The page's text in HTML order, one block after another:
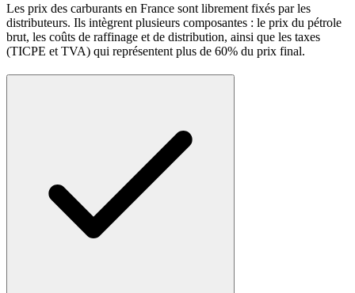
Les prix des carburants en France sont librement fixés par les
distributeurs. Ils intègrent plusieurs composantes : le prix du pétrole
brut, les coûts de raffinage et de distribution, ainsi que les taxes
(TICPE et TVA) qui représentent plus de 60% du prix final.